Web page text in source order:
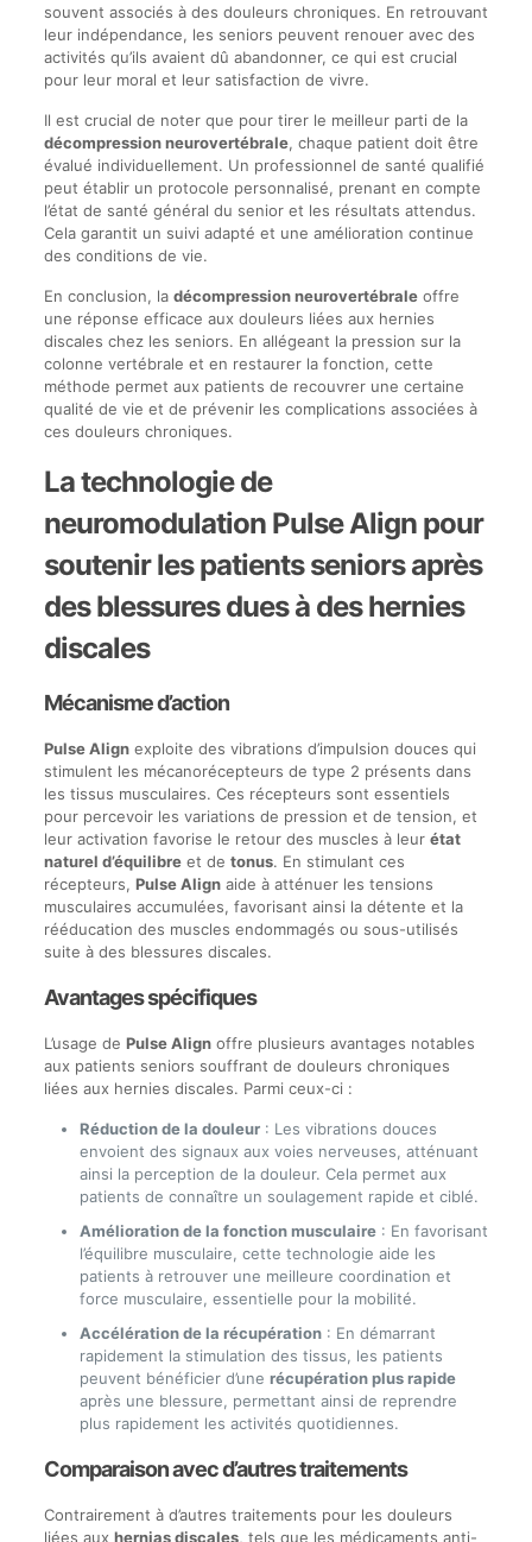
souvent associés à des douleurs chroniques. En retrouvant
leur indépendance, les seniors peuvent renouer avec des
activités qu’ils avaient dû abandonner, ce qui est crucial
pour leur moral et leur satisfaction de vivre.
Il est crucial de noter que pour tirer le meilleur parti de la
décompression neurovertébrale, chaque patient doit être
évalué individuellement. Un professionnel de santé qualifié
peut établir un protocole personnalisé, prenant en compte
l’état de santé général du senior et les résultats attendus.
Cela garantit un suivi adapté et une amélioration continue
des conditions de vie.
En conclusion, la décompression neurovertébraleoffre
une réponse efficace aux douleurs liées aux hernies
discales chez les seniors. En allégeant la pression sur la
colonne vertébrale et en restaurer la fonction, cette
méthode permet aux patients de recouvrer une certaine
qualité de vie et de prévenir les complications associées à
ces douleurs chroniques.
La technologie de
neuromodulation Pulse Align pour
soutenir les patients seniors après
des blessures dues à des hernies
discales
Mécanisme d’action
Pulse Alignexploite des vibrations d’impulsion douces qui
stimulent les mécanorécepteurs de type 2 présents dans
les tissus musculaires. Ces récepteurs sont essentiels
pour percevoir les variations de pression et de tension, et
leur activation favorise le retour des muscles à leur état
naturel d’équilibreet de tonus. En stimulant ces
récepteurs, Pulse Alignaide à atténuer les tensions
musculaires accumulées, favorisant ainsi la détente et la
rééducation des muscles endommagés ou sous-utilisés
suite à des blessures discales.
Avantages spécifiques
L’usage de Pulse Alignoffre plusieurs avantages notables
aux patients seniors souffrant de douleurs chroniques
liées aux hernies discales. Parmi ceux-ci :
Réduction de la douleur: Les vibrations douces
envoient des signaux aux voies nerveuses, atténuant
ainsi la perception de la douleur. Cela permet aux
patients de connaître un soulagement rapide et ciblé.
Amélioration de la fonction musculaire: En favorisant
l’équilibre musculaire, cette technologie aide les
patients à retrouver une meilleure coordination et
force musculaire, essentielle pour la mobilité.
Accélération de la récupération: En démarrant
rapidement la stimulation des tissus, les patients
peuvent bénéficier d’une récupération plus rapide
après une blessure, permettant ainsi de reprendre
plus rapidement les activités quotidiennes.
Comparaison avec d’autres traitements
Contrairement à d’autres traitements pour les douleurs
liées aux hernias discales, tels que les médicaments anti-